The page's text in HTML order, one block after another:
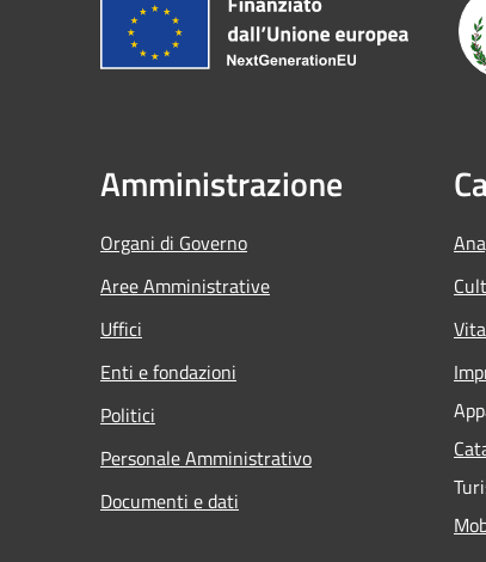
Amministrazione
Organi di Governo
Aree Amministrative
Uffici
Enti e fondazioni
Politici
Personale Amministrativo
Documenti e dati